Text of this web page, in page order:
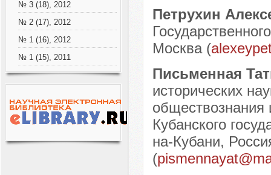
№ 3 (18), 2012
№ 2 (17), 2012
№ 1 (16), 2012
№ 1 (15), 2011
Петрухин
Москва (
Письменная
исторических
обществознания
Кубанского
на-Кубани,
(